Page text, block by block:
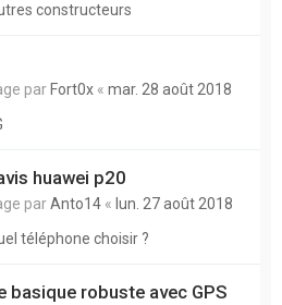
constructeurs
par Fort0x « mar. 28 août 2018
huawei p20
parAnto14 « lun. 27 août 2018
téléphone choisir ?
basique robuste avec GPS